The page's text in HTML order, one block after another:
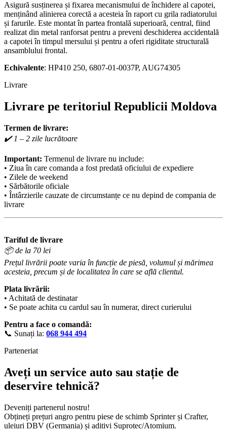
Asigură susținerea și fixarea mecanismului de închidere al capotei,
menținând alinierea corectă a acesteia în raport cu grila radiatorului
și farurile. Este montat în partea frontală superioară, central, fiind
realizat din metal ranforsat pentru a preveni deschiderea accidentală
a capotei în timpul mersului și pentru a oferi rigiditate structurală
ansamblului frontal.
Echivalente: HP410 250, 6807-01-0037P, AUG74305
Livrare
Livrare pe teritoriul Republicii Moldova
Termen de livrare:
✔️ 1 – 2 zile lucrătoare
Important: Termenul de livrare nu include:
• Ziua în care comanda a fost predată oficiului de expediere
• Zilele de weekend
• Sărbătorile oficiale
• Întârzierile cauzate de circumstanțe ce nu depind de compania de
livrare
Tariful de livrare
📦 de la 70 lei
Prețul livrării poate varia în funcție de piesă, volumul și mărimea
acesteia, precum și de localitatea în care se află clientul.
Plata livrării:
• Achitată de destinatar
• Se poate achita cu cardul sau în numerar, direct curierului
Pentru a face o comandă:
📞 Sunați la: 068 944 494
Parteneriat
Aveți un service auto sau stație de
deservire tehnică?
Deveniți partenerul nostru!
Obțineți prețuri angro pentru piese de schimb Sprinter și Crafter,
uleiuri DBV (Germania) și aditivi Suprotec/Atomium.